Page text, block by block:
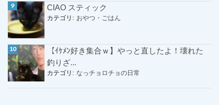
CIAO スティック
カテゴリ: おやつ・ごはん
【ｲｹﾒﾝ好き集合ｗ】やっと直したよ！壊れた
釣りざ...
カテゴリ: なっチョロチョの日常